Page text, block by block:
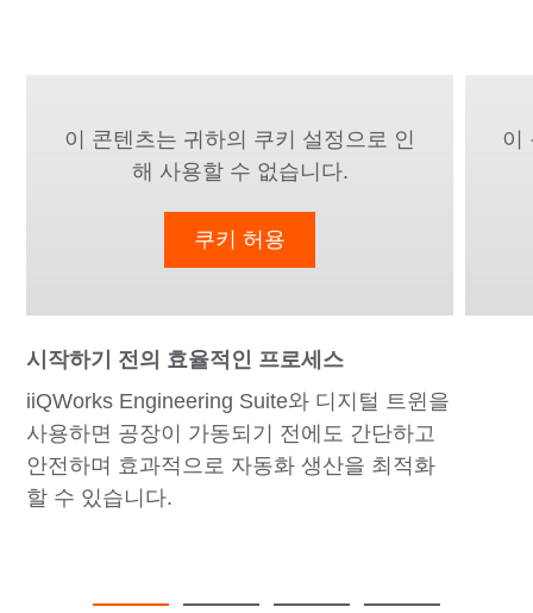
이 콘텐츠는 귀하의 쿠키 설정으로 인
해 사용할 수 없습니다.
쿠키 허용
시작하기 전의 효율적인 프로세스
iiQWorks Engineering Suite와 디지털 트윈을
사용하면 공장이 가동되기 전에도 간단하고
안전하며 효과적으로 자동화 생산을 최적화
할 수 있습니다.
이